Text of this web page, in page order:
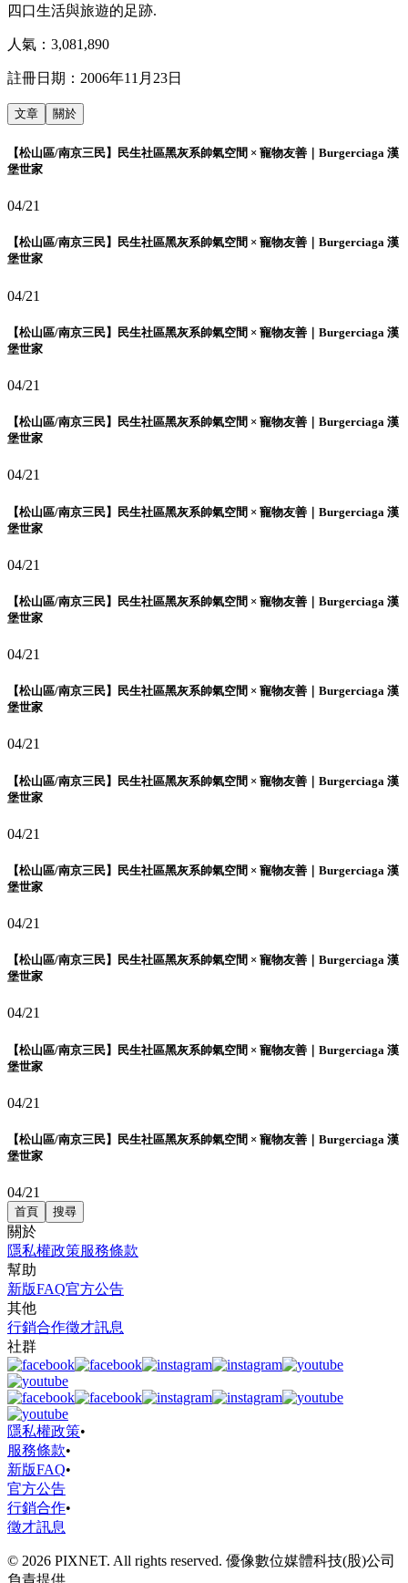
四口生活與旅遊的足跡.
人氣： 3,081,890
註冊日期： 2006年11月23日
文章 關於
【松山區/南京三民】民生社區黑灰系帥氣空間 × 寵物友善｜Burgerciaga 漢
堡世家
04/21
【松山區/南京三民】民生社區黑灰系帥氣空間 × 寵物友善｜Burgerciaga 漢
堡世家
04/21
【松山區/南京三民】民生社區黑灰系帥氣空間 × 寵物友善｜Burgerciaga 漢
堡世家
04/21
【松山區/南京三民】民生社區黑灰系帥氣空間 × 寵物友善｜Burgerciaga 漢
堡世家
04/21
【松山區/南京三民】民生社區黑灰系帥氣空間 × 寵物友善｜Burgerciaga 漢
堡世家
04/21
【松山區/南京三民】民生社區黑灰系帥氣空間 × 寵物友善｜Burgerciaga 漢
堡世家
04/21
【松山區/南京三民】民生社區黑灰系帥氣空間 × 寵物友善｜Burgerciaga 漢
堡世家
04/21
【松山區/南京三民】民生社區黑灰系帥氣空間 × 寵物友善｜Burgerciaga 漢
堡世家
04/21
【松山區/南京三民】民生社區黑灰系帥氣空間 × 寵物友善｜Burgerciaga 漢
堡世家
04/21
【松山區/南京三民】民生社區黑灰系帥氣空間 × 寵物友善｜Burgerciaga 漢
堡世家
04/21
【松山區/南京三民】民生社區黑灰系帥氣空間 × 寵物友善｜Burgerciaga 漢
堡世家
04/21
【松山區/南京三民】民生社區黑灰系帥氣空間 × 寵物友善｜Burgerciaga 漢
堡世家
04/21
首頁 搜尋
關於
隱私權政策服務條款
幫助
新版FAQ官方公告
其他
行銷合作徵才訊息
社群
隱私權政策•
服務條款•
新版FAQ•
官方公告
行銷合作•
徵才訊息
© 2026 PIXNET. All rights reserved. 優像數位媒體科技(股)公司
負責提供